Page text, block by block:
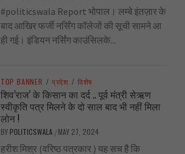
#politicswala Report भोपाल। लम्बे इंतज़ार के
बाद आखिर फर्जी नर्सिंग कॉलेजों की सूची सामने आ
ही गई। इंडियन नर्सिंग काउंसिलके...
TOP BANNER / प्रदेश / विशेष
शिव’राज’ के किसान का दर्द .. पूर्व मंत्री सेऋण
स्वीकृति पत्र मिलने के दो साल बाद भी नहीं मिला
लोन !
BY POLITICSWALA / MAY 27, 2024
हरीश मिश्र (वरिष्ठ पत्रकार ) यह सच है कि